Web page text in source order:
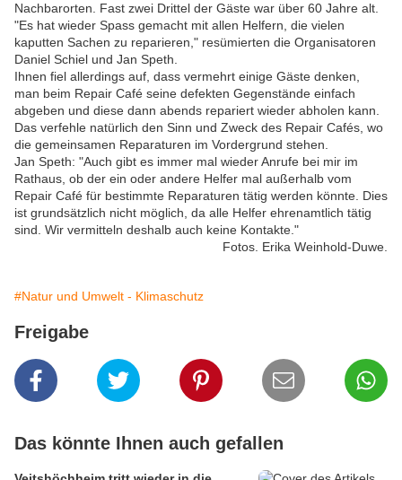
Nachbarorten. Fast zwei Drittel der Gäste war über 60 Jahre alt.
"Es hat wieder Spass gemacht mit allen Helfern, die vielen
kaputten Sachen zu reparieren," resümierten die Organisatoren
Daniel Schiel und Jan Speth.
Ihnen fiel allerdings auf, dass vermehrt einige Gäste denken,
man beim Repair Café seine defekten Gegenstände einfach
abgeben und diese dann abends repariert wieder abholen kann.
Das verfehle natürlich den Sinn und Zweck des Repair Cafés, wo
die gemeinsamen Reparaturen im Vordergrund stehen.
Jan Speth: "Auch gibt es immer mal wieder Anrufe bei mir im
Rathaus, ob der ein oder andere Helfer mal außerhalb vom
Repair Café für bestimmte Reparaturen tätig werden könnte. Dies
ist grundsätzlich nicht möglich, da alle Helfer ehrenamtlich tätig
sind. Wir vermitteln deshalb auch keine Kontakte."
Fotos. Erika Weinhold-Duwe.
#Natur und Umwelt - Klimaschutz
Freigabe
Das könnte Ihnen auch gefallen